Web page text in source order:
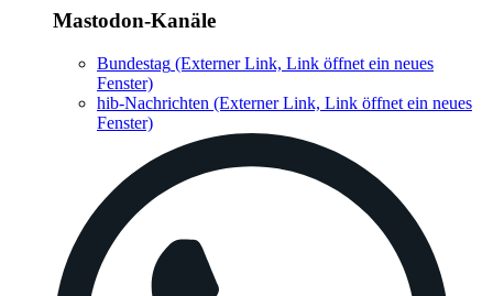
Mastodon-Kanäle
Bundestag (Externer Link, Link öffnet ein neues
Fenster)
hib-Nachrichten (Externer Link, Link öffnet ein neues
Fenster)